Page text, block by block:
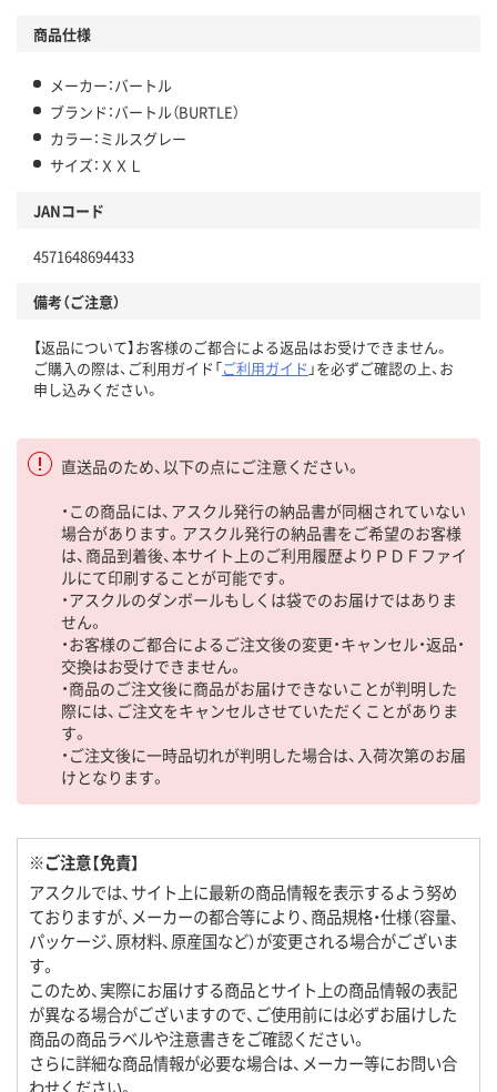
商品仕様
メーカー：バートル
ブランド：バートル（BURTLE）
カラー：ミルスグレー
サイズ：ＸＸＬ
JANコード
4571648694433
備考（ご注意）
【返品について】お客様のご都合による返品はお受けできません。
ご購入の際は、ご利用ガイド「ご利用ガイド 」を必ずご確認の上、お
申し込みください。
直送品のため、以下の点にご注意ください。
・この商品には、アスクル発行の納品書が同梱されていない
場合があります。アスクル発行の納品書をご希望のお客様
は、商品到着後、本サイト上のご利用履歴よりＰＤＦファイ
ルにて印刷することが可能です。
・アスクルのダンボールもしくは袋でのお届けではありま
せん。
・お客様のご都合によるご注文後の変更・キャンセル・返品・
交換はお受けできません。
・商品のご注文後に商品がお届けできないことが判明した
際には、ご注文をキャンセルさせていただくことがありま
す。
・ご注文後に一時品切れが判明した場合は、入荷次第のお届
けとなります。
※ご注意【免責】
アスクルでは、サイト上に最新の商品情報を表示するよう努め
ておりますが、メーカーの都合等により、商品規格・仕様（容量、
パッケージ、原材料、原産国など）が変更される場合がございま
す。
このため、実際にお届けする商品とサイト上の商品情報の表記
が異なる場合がございますので、ご使用前には必ずお届けした
商品の商品ラベルや注意書きをご確認ください。
さらに詳細な商品情報が必要な場合は、メーカー等にお問い合
わせください。